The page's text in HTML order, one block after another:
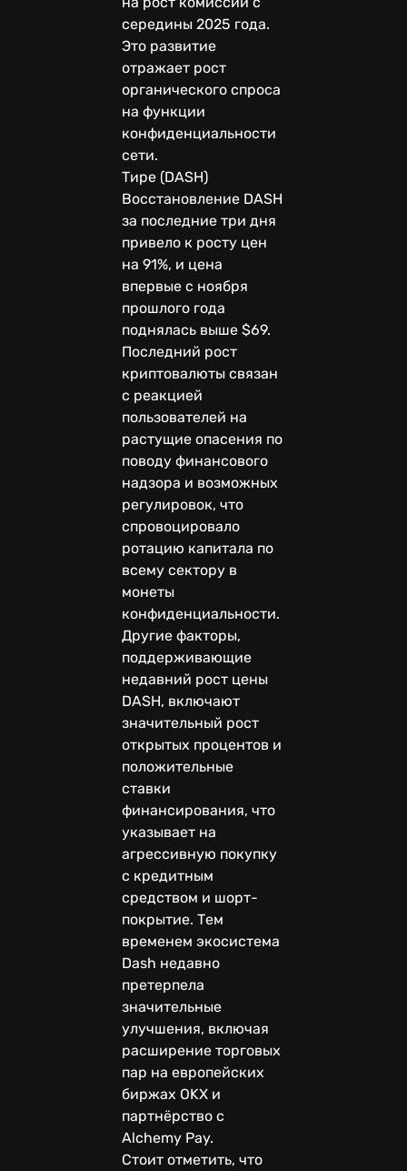
середины 2025 года.
Это развитие
отражает рост
органического спроса
на функции
конфиденциальности
сети.
Тире (DASH)
Восстановление DASH
за последние три дня
привело к росту цен
на 91%, и цена
впервые с ноября
прошлого года
поднялась выше $69.
Последний рост
криптовалюты связан
с реакцией
пользователей на
растущие опасения по
поводу финансового
надзора и возможных
регулировок, что
спровоцировало
ротацию капитала по
всему сектору в
монеты
конфиденциальности.
Другие факторы,
поддерживающие
недавний рост цены
DASH, включают
значительный рост
открытых процентов и
положительные
ставки
финансирования, что
указывает на
агрессивную покупку
с кредитным
средством и шорт-
покрытие. Тем
временем экосистема
Dash недавно
претерпела
значительные
улучшения, включая
расширение торговых
пар на европейских
биржах OKX и
партнёрство с
Alchemy Pay.
Стоит отметить, что